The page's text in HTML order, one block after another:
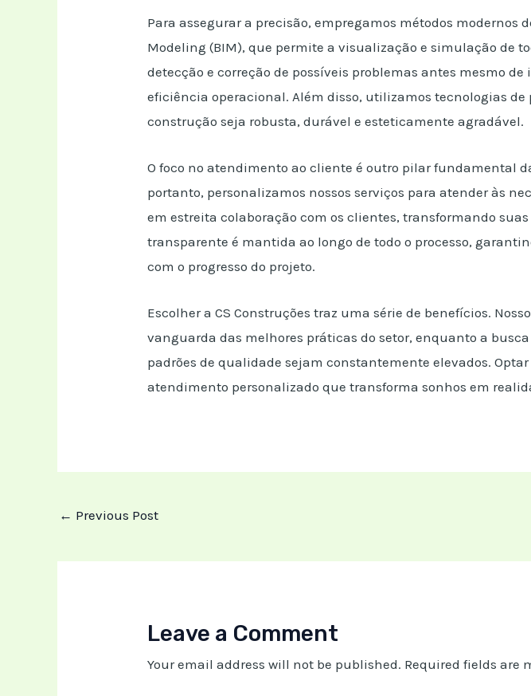
Para assegurar a precisão, empregamos métodos
Modeling (BIM), que permite a visualização e simulação de
detecção e correção de possíveis problemas antes mesmo
eficiência operacional. Além disso, utilizamos tecnologias
construção seja robusta, durável e esteticamente agradável.
O foco no atendimento ao cliente é outro pilar fundamental
portanto, personalizamos nossos serviços para atender às
em estreita colaboração com os clientes, transformando
transparente é mantida ao longo de todo o processo,
com o progresso do projeto.
Escolher a CS Construções traz uma série de benefícios.
vanguarda das melhores práticas do setor, enquanto a
padrões de qualidade sejam constantemente elevados.
atendimento personalizado que transforma sonhos em
← Previous Post
Leave a Comment
Your email address will not be published. Required fields are